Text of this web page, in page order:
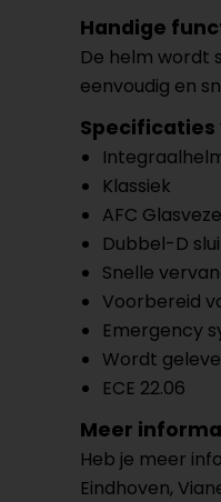
Handige
De helm wordt
eenvoudig en
Specificaties
Klassiek
AFC
Dubbel-D
Snelle
Voorbereid
Emergency
Wordt
ECE 22.06
Meer
Heb je meer
Eindhoven,